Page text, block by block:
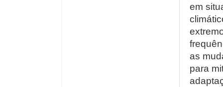
em
as
para